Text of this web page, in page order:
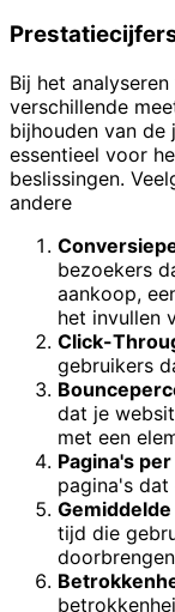
Bij het
verschillende
bijhouden van
essentieel voor
beslissingen.
andere
bezoekers
aankoop,
het invullen
Click-
gebruikers
dat je
met een
Pagina's
pagina's dat
tijd die